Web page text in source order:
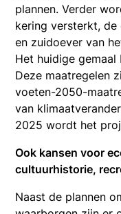
plannen. Verder
kering versterkt,
en zuidoever van
Het huidige gemaal
Deze maatregelen
voeten-2050-
van
2025 wordt het
Ook kansen voor
cultuurhistorie,
Naast de plannen